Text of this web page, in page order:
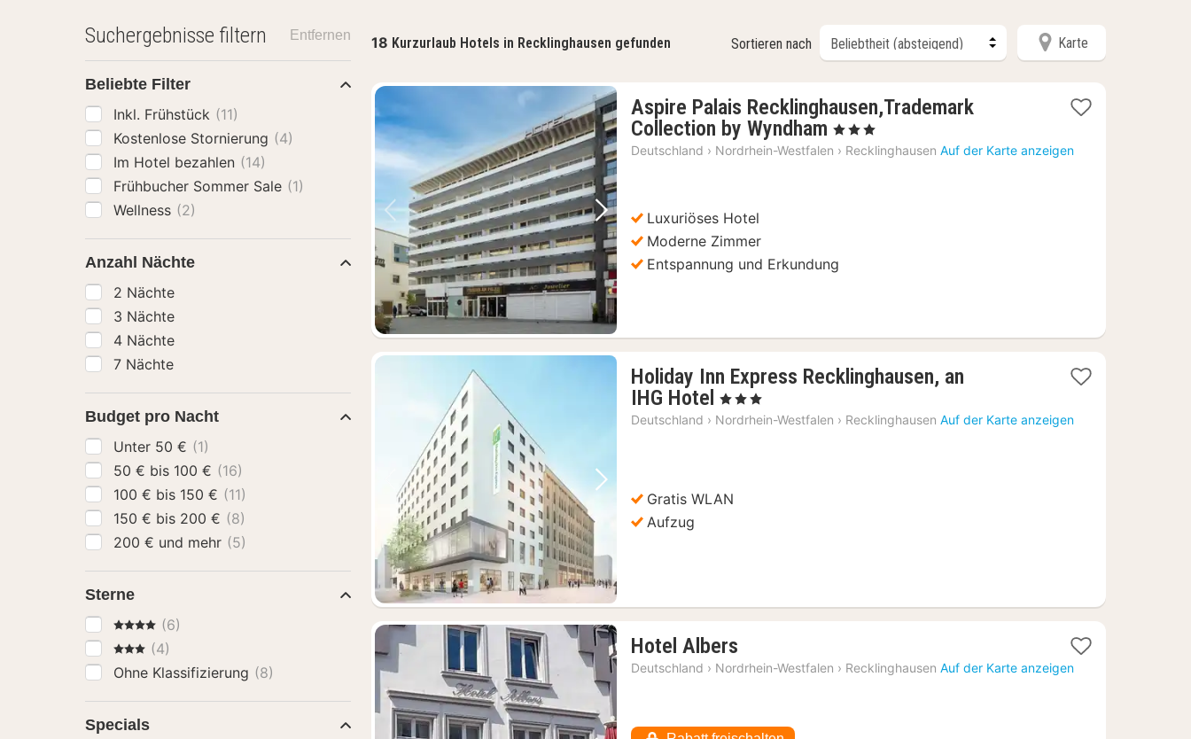
18 Kurzurlaub Hotels in Recklinghausen gefunden Sortieren nach Karte
Vorheriges Bild Nächstes Bild
Aspire Palais Recklinghausen,Trademark
Collection by Wyndham 1
Nacht
, 3 Sterne
Deutschland › Nordrhein-Westfalen › Recklinghausen Auf der Karte anzeigen
Luxuriöses Hotel
Moderne Zimmer
Entspannung und Erkundung
Vorheriges Bild Nächstes Bild
Holiday Inn Express Recklinghausen, an
IHG Hotel 1
Nacht
, 3 Sterne
Deutschland › Nordrhein-Westfalen › Recklinghausen Auf der Karte anzeigen
Gratis WLAN
Aufzug
Hotel Albers
Nacht
€
Deutschland › Nordrhein-Westfalen › Recklinghausen Auf der Karte anzeigen
Suchergebnisse filtern Entfernen
Beliebte Filter
Inkl. Frühstück (11)
Kostenlose Stornierung (4)
Im Hotel bezahlen (14)
Frühbucher Sommer Sale (1)
Wellness (2)
Anzahl Nächte
2 Nächte
3 Nächte
4 Nächte
7 Nächte
Budget pro Nacht
Unter 50 € (1)
50 € bis 100 € (16)
100 € bis 150 € (11)
150 € bis 200 € (8)
200 € und mehr (5)
Sterne
4 Sterne(6)
3 Sterne
(4)
Ohne Klassifizierung (8)
Specials